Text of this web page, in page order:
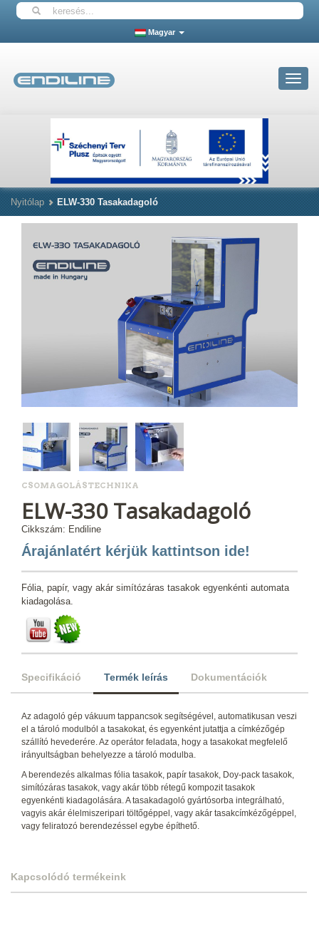
Magyar
Toggle
Nyitólap ELW-330 Tasakadagoló
CSOMAGOLÁSTECHNIKA
ELW-330 Tasakadagoló
Cikkszám: Endiline
Árajánlatért kérjük kattintson ide!
Fólia, papír, vagy akár simítózáras tasakok egyenkénti automata
kiadagolása.
Specifikáció Termék leírás Dokumentációk
Az adagoló gép vákuum tappancsok segítségével, automatikusan veszi
el a tároló modulból a tasakokat, és egyenként jutattja a címkézőgép
szállító hevederére. Az operátor feladata, hogy a tasakokat megfelelő
irányultságban behelyezze a tároló modulba.
A berendezés alkalmas fólia tasakok, papír tasakok, Doy-pack tasakok,
simítózáras tasakok, vagy akár több rétegű kompozit tasakok
egyenkénti kiadagolására. A tasakadagoló gyártósorba integrálható,
vagyis akár élelmiszeripari töltőgéppel, vagy akár tasakcímkézőgéppel,
vagy feliratozó berendezéssel egybe építhető.
Kapcsolódó termékeink